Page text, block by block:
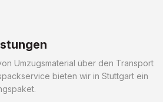
Umzugsmaterial über den Transport
bieten wir in Stuttgart ein